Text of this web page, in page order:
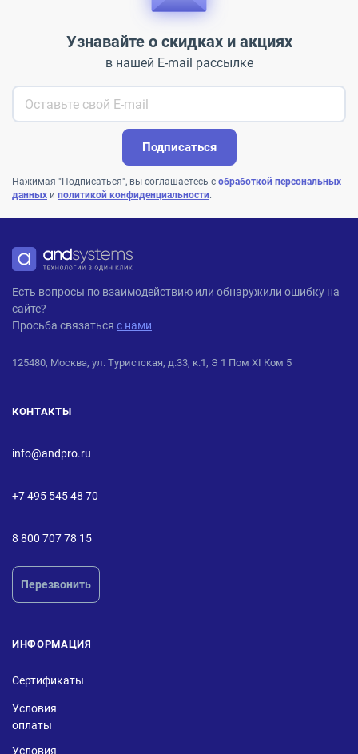
Узнавайте о скидках и акциях
в нашей E-mail рассылке
Подписаться
Нажимая "Подписаться", вы соглашаетесь с обработкой персональных
данных и политикой конфиденциальности.
ANDPRO
Есть вопросы по взаимодействию или обнаружили ошибку на
сайте?
Просьба связаться с нами
125480, Москва, ул. Туристская, д.33, к.1, Э 1 Пом XI Ком 5
КОНТАКТЫ
info@andpro.ru
+7 495 545 48 70
8 800 707 78 15
Перезвонить
ИНФОРМАЦИЯ
Сертификаты
Условия
оплаты
Условия